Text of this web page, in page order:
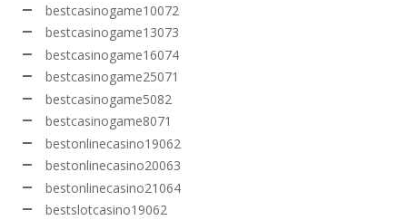
bestcasinogame10072
bestcasinogame13073
bestcasinogame16074
bestcasinogame25071
bestcasinogame5082
bestcasinogame8071
bestonlinecasino19062
bestonlinecasino20063
bestonlinecasino21064
bestslotcasino19062